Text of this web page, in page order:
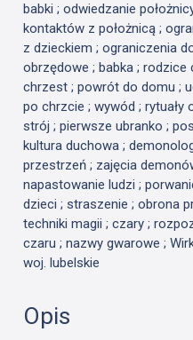
babki ; odwiedzanie
kontaktów z położnicą ;
z dzieckiem ; ograniczenia
obrzędowe ; babka ;
chrzest ; powrót do domu ;
po chrzcie ; wywód ; rytuały
strój ; pierwsze ubranko ;
kultura duchowa ;
przestrzeń ; zajęcia
napastowanie ludzi ;
dzieci ; straszenie ; obrona
techniki magii ; czary ;
czaru ; nazwy gwarowe ;
woj. lubelskie
Opis